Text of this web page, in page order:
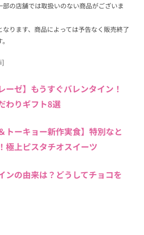
の店舗では取扱いのない商品がございま
ります、商品によっては予告なく販売終了
ーゼ】もうすぐバレンタイン！
わりギフト8選
トーキョー新作実食】特別なと
極上ピスタチオスイーツ
ンの由来は？どうしてチョコを